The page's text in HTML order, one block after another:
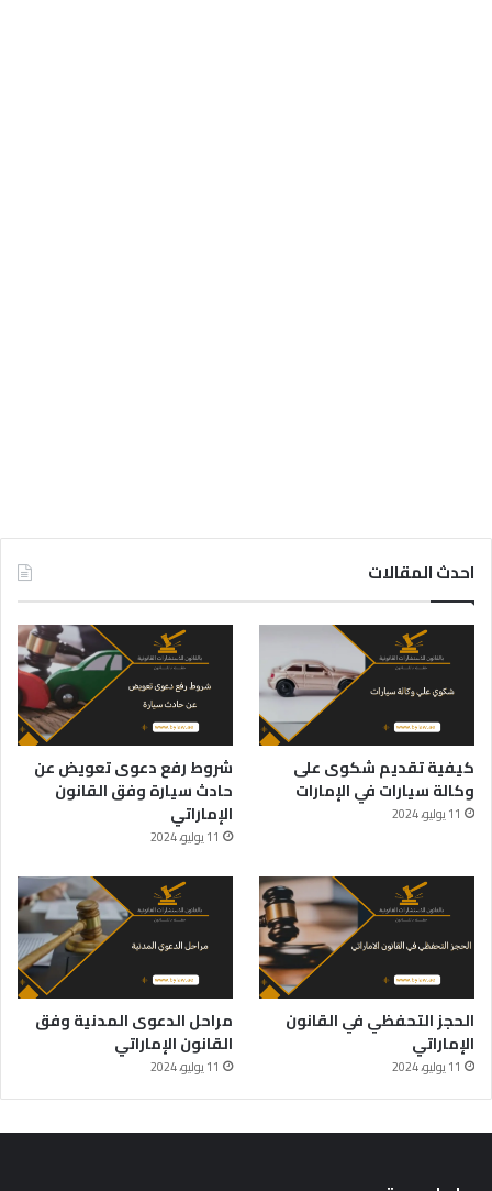
احدث المقالات
كيفية تقديم شكوى على
وكالة سيارات في الإمارات
11 يوليو، 2024
شروط رفع دعوى تعويض عن
حادث سيارة وفق القانون
الإماراتي
11 يوليو، 2024
الحجز التحفظي في القانون
الإماراتي
11 يوليو، 2024
مراحل الدعوى المدنية وفق
القانون الإماراتي
11 يوليو، 2024